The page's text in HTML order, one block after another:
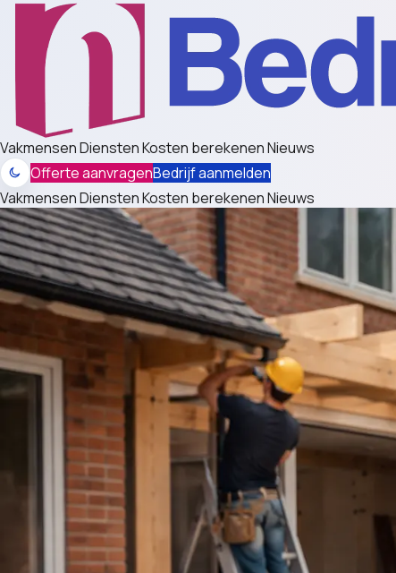
VakmensenDienstenKosten berekenenNieuws
Offerte aanvragenBedrijf aanmelden
VakmensenDienstenKosten berekenenNieuws